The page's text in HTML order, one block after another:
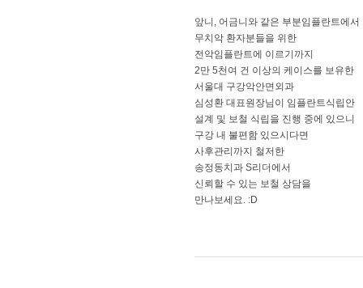
앞니, 어금니와 같은 부분임플란트에서
무치악 환자분들을 위한
전악임플란트에 이르기까지
2만 5천여 건 이상의 케이스를 보유한
서울대 구강악안면외과
심성환 대표원장님이 임플란트식립안
설계 및 보철 식립을 진행 중에 있으니
구강 내 불편함 있으시다면
사후관리까지 철저한
송정동치과 S리더에서
신뢰할 수 있는 보철 상담을
만나보세요. :D